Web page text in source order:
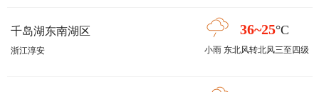
千岛湖东南湖区
浙江淳安
36~25°C
小雨 东北风转北风三至四级